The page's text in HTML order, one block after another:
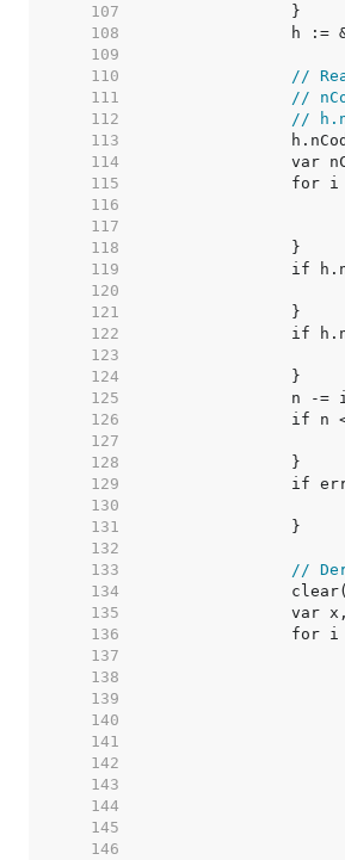
   107
   108
   109
   110
//
   111
//
   112
//
   113
   114
   115
   116
   117
   118
   119
   120
   121
   122
   123
   124
   125
   126
   127
   128
   129
   130
   131
   132
   133
//
   134
   135
   136
   137
   138
   139
   140
   141
   142
   143
   144
   145
   146